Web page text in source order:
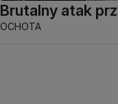
Brutalny atak
OCHOTA